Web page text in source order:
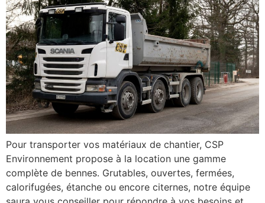
Pour transporter vos matériaux de chantier, CSP
Environnement propose à la location une gamme
complète de bennes. Grutables, ouvertes, fermées,
calorifugées, étanche ou encore citernes, notre équipe